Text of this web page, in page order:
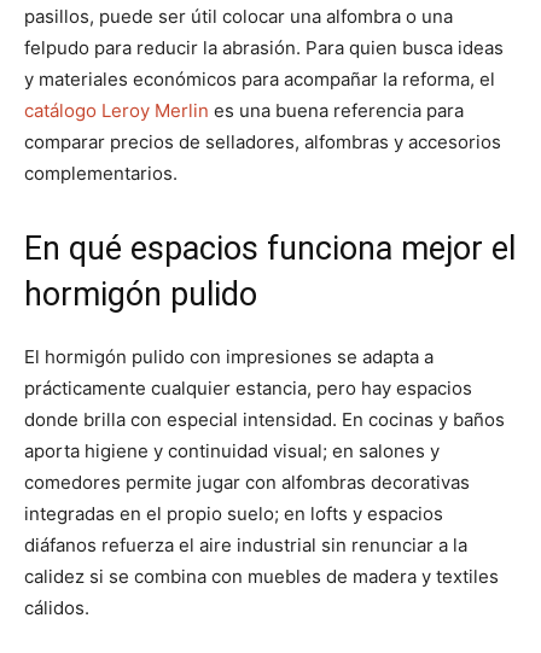
pasillos, puede ser útil colocar una alfombra o una
felpudo para reducir la abrasión. Para quien busca ideas
y materiales económicos para acompañar la reforma, el
catálogo Leroy Merlin es una buena referencia para
comparar precios de selladores, alfombras y accesorios
complementarios.
En qué espacios funciona mejor el
hormigón pulido
El hormigón pulido con impresiones se adapta a
prácticamente cualquier estancia, pero hay espacios
donde brilla con especial intensidad. En cocinas y baños
aporta higiene y continuidad visual; en salones y
comedores permite jugar con alfombras decorativas
integradas en el propio suelo; en lofts y espacios
diáfanos refuerza el aire industrial sin renunciar a la
calidez si se combina con muebles de madera y textiles
cálidos.